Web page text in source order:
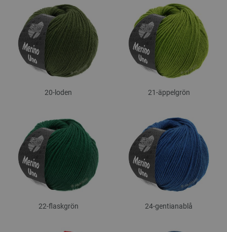
20-loden 21-äppelgrön
22-flaskgrön 24-gentianablå